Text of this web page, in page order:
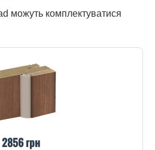
можуть комплектуватися
2856 грн